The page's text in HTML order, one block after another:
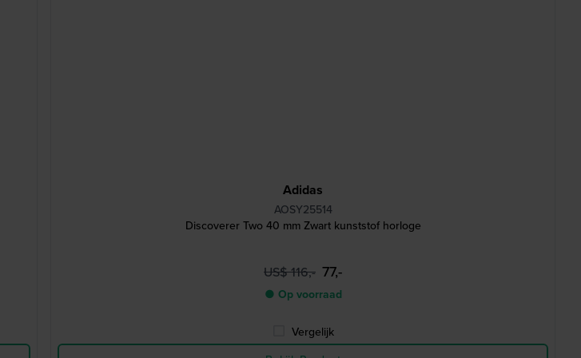
Adidas
AOSY25514
Discoverer Two 40 mm Zwart kunststof horloge
US$ 116,- 77,-
● Op voorraad
Vergelijk